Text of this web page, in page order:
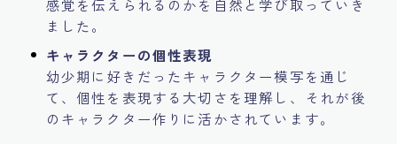
感覚を伝えられるのかを自然と学び取っていき
ました。
キャラクターの個性表現
幼少期に好きだったキャラクター模写を通じ
て、個性を表現する大切さを理解し、それが後
のキャラクター作りに活かされています。